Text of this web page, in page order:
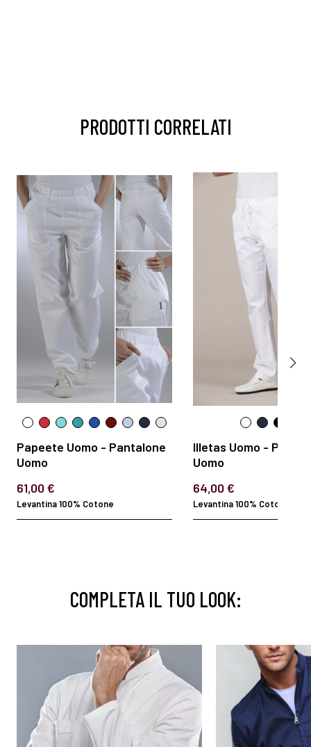
PRODOTTI CORRELATI
Papeete Uomo - Pantalone
Uomo
61,00 €
Levantina 100% Cotone
Illetas Uomo -
Uomo
64,00 €
Levantina 100% Cotone
COMPLETA IL TUO LOOK: